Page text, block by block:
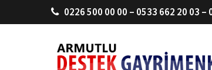
0226 500 00 00 – 0533 662 20 03 –